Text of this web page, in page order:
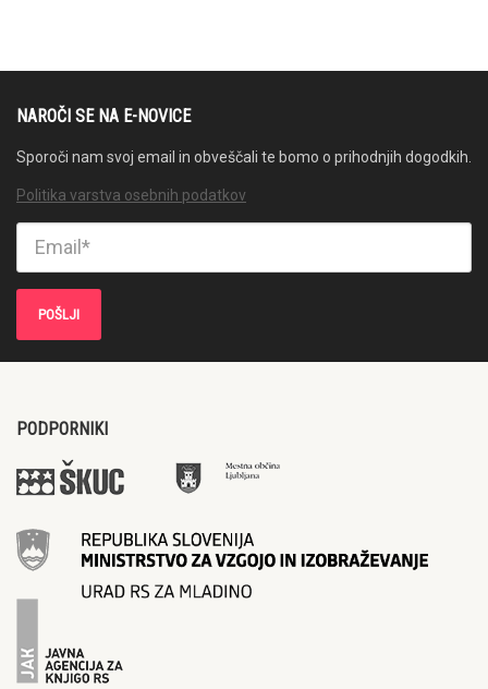
NAROČI SE NA E-NOVICE
Sporoči nam svoj email in obveščali te bomo o prihodnjih dogodkih.
Politika varstva osebnih podatkov
PODPORNIKI